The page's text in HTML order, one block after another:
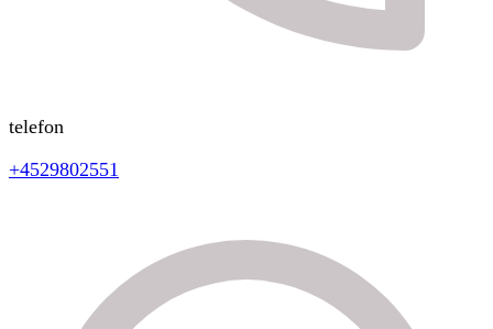
telefon
+4529802551